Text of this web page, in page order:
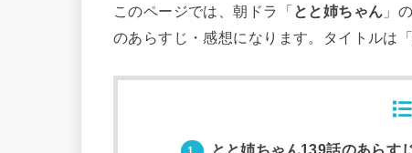
このページでは、朝ドラ「 とと姉ちゃん 」
のあらすじ・感想になります。タイトルは